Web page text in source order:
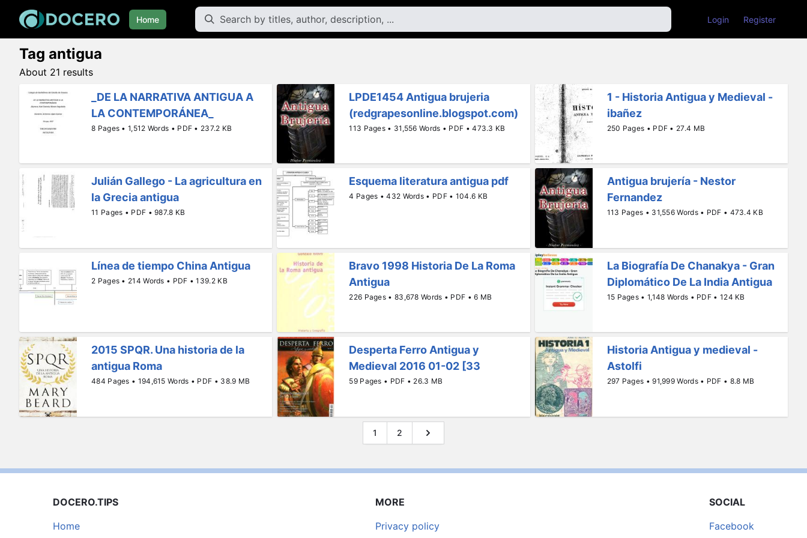
Home Login Register
Tag antigua
About 21 results
_DE LA NARRATIVA ANTIGUA A
LA CONTEMPORÁNEA_
8 Pages • 1,512 Words • PDF • 237.2 KB
LPDE1454 Antigua brujeria
(redgrapesonline.blogspot.com)
113 Pages • 31,556 Words • PDF • 473.3 KB
1 - Historia Antigua y Medieval -
ibañez
250 Pages • PDF • 27.4 MB
Julián Gallego - La agricultura en
la Grecia antigua
11 Pages • PDF • 987.8 KB
Esquema literatura antigua pdf
4 Pages • 432 Words • PDF • 104.6 KB
Antigua brujería - Nestor
Fernandez
113 Pages • 31,556 Words • PDF • 473.4 KB
Línea de tiempo China Antigua
2 Pages • 214 Words • PDF • 139.2 KB
Bravo 1998 Historia De La Roma
Antigua
226 Pages • 83,678 Words • PDF • 6 MB
La Biografía De Chanakya - Gran
Diplomático De La India Antigua
15 Pages • 1,148 Words • PDF • 124 KB
2015 SPQR. Una historia de la
antigua Roma
484 Pages • 194,615 Words • PDF • 38.9 MB
Desperta Ferro Antigua y
Medieval 2016 01-02 [33
59 Pages • PDF • 26.3 MB
Historia Antigua y medieval -
Astolfi
297 Pages • 91,999 Words • PDF • 8.8 MB
1 2
DOCERO.TIPS
Home
MORE
Privacy policy
SOCIAL
Facebook